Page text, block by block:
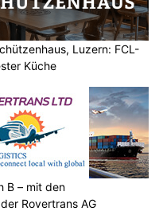
Luzern: FCL-
Küche
B – mit den
Rovertrans AG